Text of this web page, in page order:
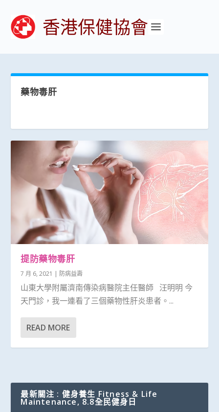
香港保健協會
藥物毒肝
提防藥物毒肝
7 月 6, 2021 | 防病益壽
山東大學附屬濟南傳染病醫院主任醫師 汪明明 今
天門診，我一連看了三個藥物性肝炎患者。...
READ MORE
最新關注 : 健身養生 Fitness & Life
Maintenance, 8.8全民健身日